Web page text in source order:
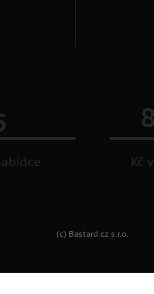
Kč
(c) Bastard.cz s.r.o.